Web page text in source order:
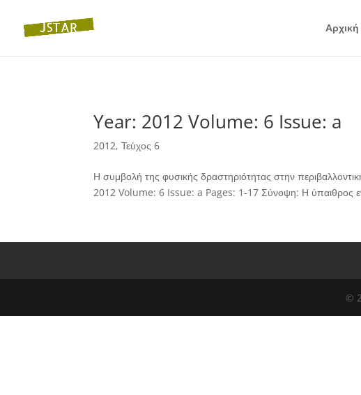
Αρχική
Year: 2012 Volume: 6 Issue: a
2012,Τεύχος 6
Η συμβολή της φυσικής δραστηριότητας στην
2012 Volume: 6 Issue: a Pages: 1-17 Σύνοψη: Η ύπαιθρος
©